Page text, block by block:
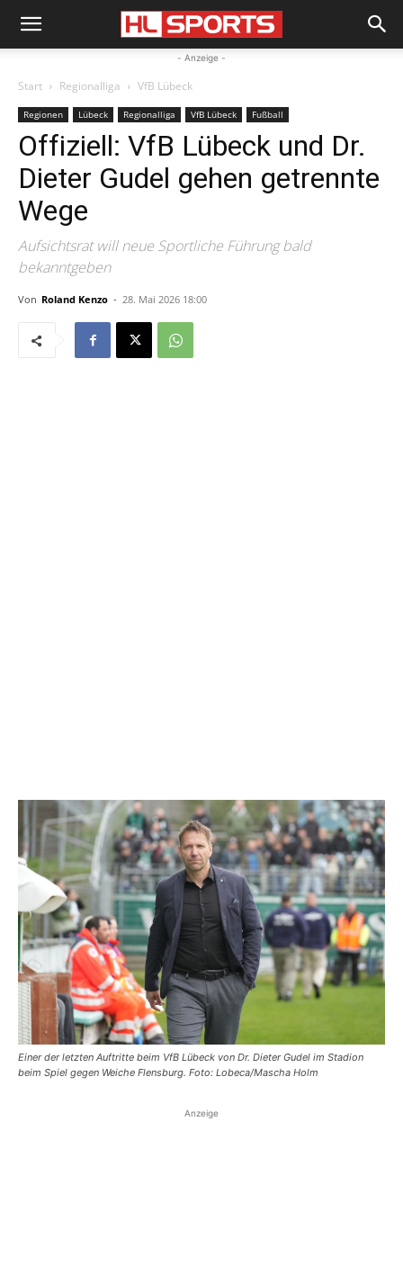
- Anzeige -
Start Regionalliga VfB Lübeck
Regionen Lübeck Regionalliga VfB Lübeck Fußball
Offiziell: VfB Lübeck und Dr.
Dieter Gudel gehen getrennte
Wege
Aufsichtsrat will neue Sportliche Führung bald
bekanntgeben
Von Roland Kenzo - 28. Mai 2026 18:00
Einer der letzten Auftritte beim VfB Lübeck von Dr. Dieter Gudel im Stadion
beim Spiel gegen Weiche Flensburg. Foto: Lobeca/Mascha Holm
Anzeige